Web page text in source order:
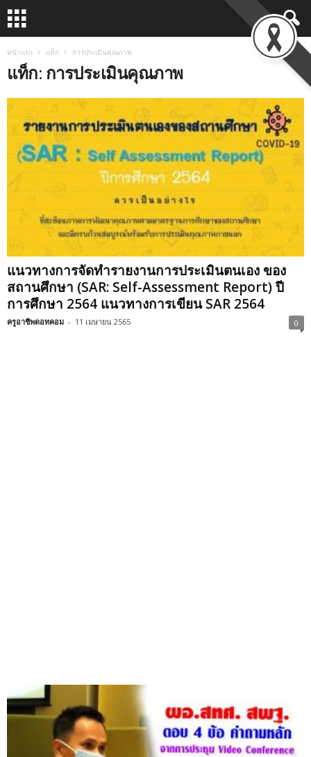
หน้าแรก แท็ก การประเมินคุณภาพ
แท็ก: การประเมินคุณภาพ
แนวทางการจัดทำรายงานการประเมินตนเอง ของ
สถานศึกษา (SAR: Self-Assessment Report) ปี
การศึกษา 2564 แนวทางการเขียน SAR 2564
ครูอาชีพดอทคอม - 11 เมษายน 2565 0